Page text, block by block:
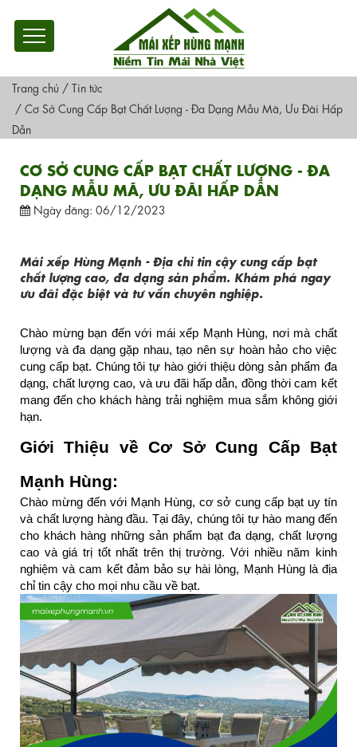
Trang chủ / Tin tức
/ Cơ Sở Cung Cấp Bạt Chất Lượng - Đa Dạng Mẫu Mã, Ưu Đãi Hấp
Dẫn
CƠ SỞ CUNG CẤP BẠT CHẤT LƯỢNG - ĐA
DẠNG MẪU MÃ, ƯU ĐÃI HẤP DẪN
Ngày đăng: 06/12/2023
Mái xếp Hùng Mạnh - Địa chỉ tin cậy cung cấp bạt
chất lượng cao, đa dạng sản phẩm. Khám phá ngay
ưu đãi đặc biệt và tư vấn chuyên nghiệp.
Chào mừng bạn đến với mái xếp Mạnh Hùng, nơi mà chất
lượng và đa dạng gặp nhau, tạo nên sự hoàn hảo cho việc
cung cấp bạt. Chúng tôi tự hào giới thiệu dòng sản phẩm đa
dạng, chất lượng cao, và ưu đãi hấp dẫn, đồng thời cam kết
mang đến cho khách hàng trải nghiệm mua sắm không giới
hạn.
Giới Thiệu về Cơ Sở Cung Cấp Bạt
Mạnh Hùng:
Chào mừng đến với Mạnh Hùng, cơ sở cung cấp bạt uy tín
và chất lượng hàng đầu. Tại đây, chúng tôi tự hào mang đến
cho khách hàng những sản phẩm bạt đa dạng, chất lượng
cao và giá trị tốt nhất trên thị trường. Với nhiều năm kinh
nghiệm và cam kết đảm bảo sự hài lòng, Mạnh Hùng là địa
chỉ tin cậy cho mọi nhu cầu về bạt.